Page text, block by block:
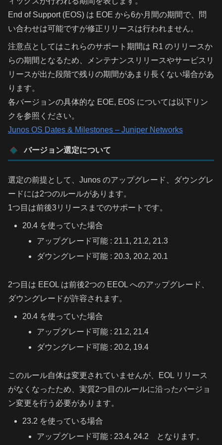
End of Support (EOS) は EOE から6か月間の期間で、問
い合わせは可能ですが修正リリースは行われません。
注意点としてはこれらのサポート期間は R1 のリリースか
らの期間となるため、メンテナンスリリースやサービスリ
リースが出た段階で残りの期間があまり長くない場合があ
ります。
各バージョンの具体的な EOE, EOS については以下リン
クを参照ください。
Junos OS Dates & Milestones – Juniper Networks
バージョン選定について
選定の前提として、Junos のアップグレード、ダウングレ
ードには2つのルールがあります。
1つ目は前後3リリースまでのサポートです。
20.4 を使っていた場合
アップグレード可能 : 21.1, 21.2, 21.3
ダウングレード可能 : 20.3, 20.2, 20.1
2つ目は EEOL は前後2つの EEOL へのアップグレード、
ダウングレードが許容されます。
20.4 を使っていた場合
アップグレード可能 : 21.2, 21.4
ダウングレード可能 : 20.2, 19.4
このルール自体は変更されていませんが、EOL リリース
がなくなったため、実質2つ目のルールに沿ったバージョ
ン変更を行う必要があります。
23.2 を使っている場合
アップグレード可能 : 23.4, 24.2 となります。